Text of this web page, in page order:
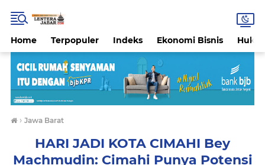
Home Terpopuler Indeks Ekonomi Bisnis
› Jawa Barat
HARI JADI KOTA CIMAHI Bey
Machmudin: Cimahi Punya Potensi